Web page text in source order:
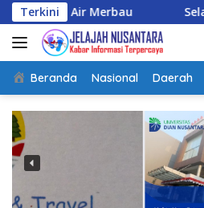
Langsung
ke
konten
Terkini Selain Membangun,
Beranda Nasional Daerah